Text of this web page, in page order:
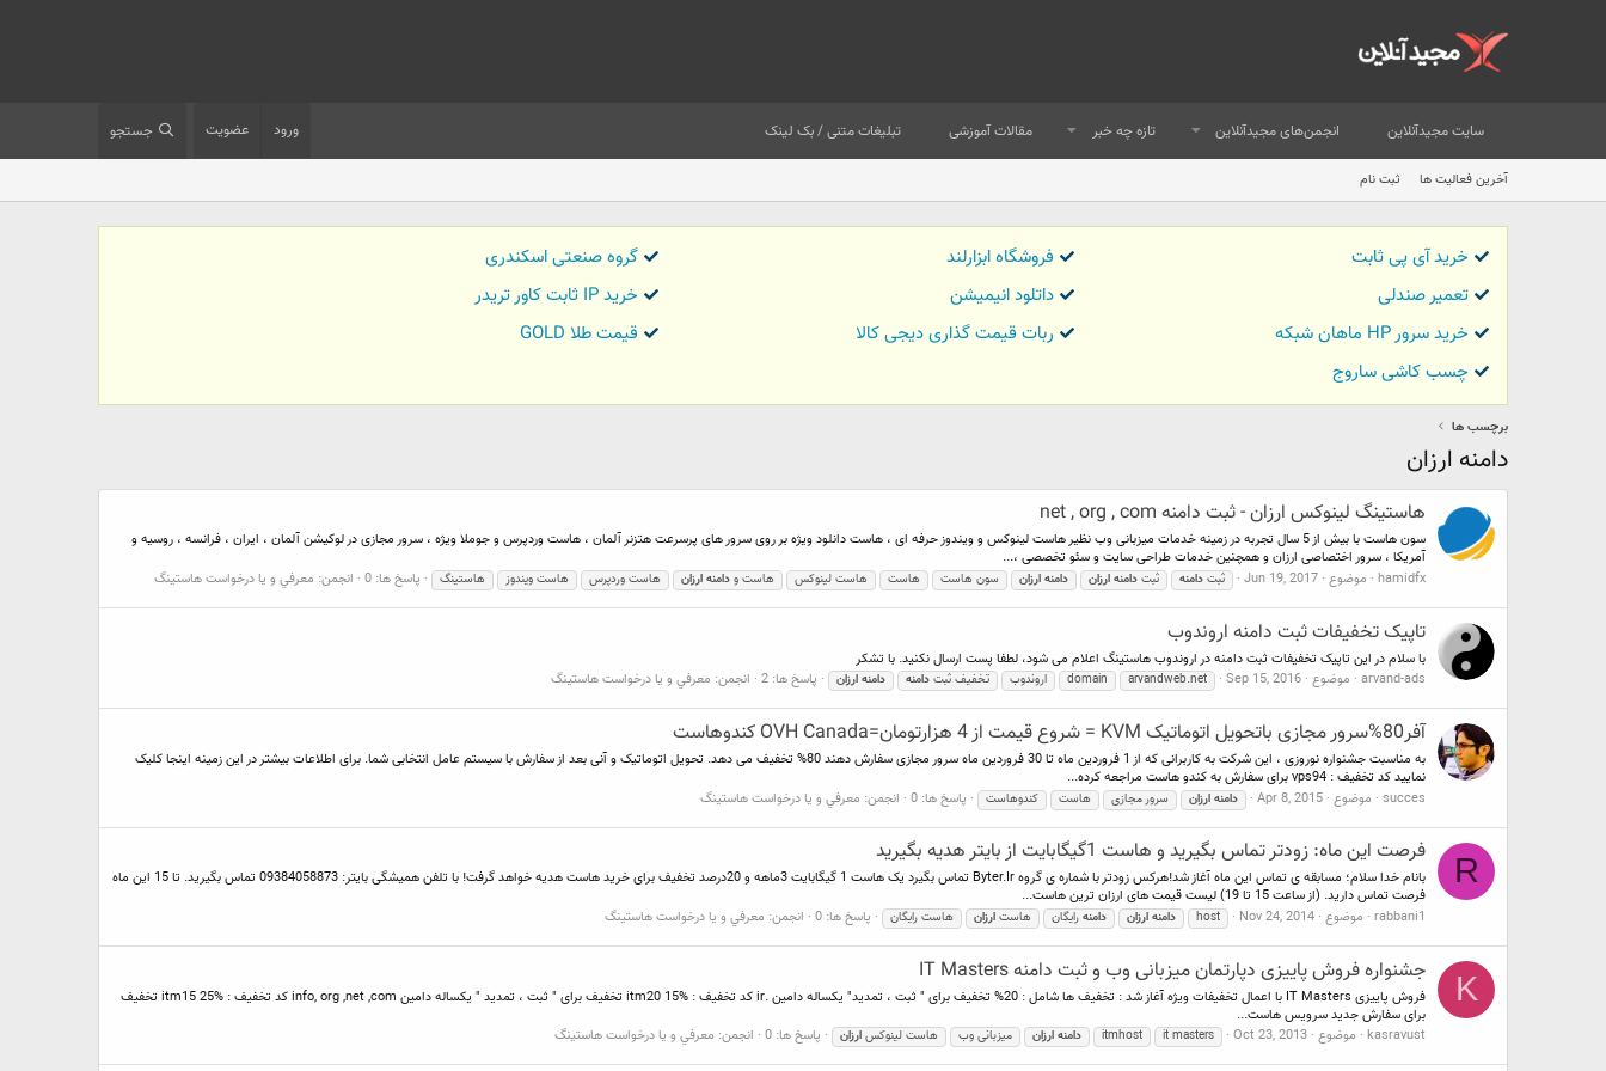
سایت مجیدآنلاین انجمن‌های مجیدآنلاین تازه چه خبر مقالات آموزشی تبلیغات متنی / بک لینک ورود عضویت جستجو
آخرین فعالیت ها ثبت نام
خرید آی پی ثابت فروشگاه ابزارلند
گروه صنعتی اسکندری
تعمیر صندلی
داتلود انیمیشن
خرید IP ثابت کاور تریدر
خرید سرور HP ماهان شبکه
ربات قیمت گذاری دیجی کالا
قیمت طلا GOLD
چسب کاشی ساروج
برچسب ها
دامنه ارزان
هاستینگ لینوکس ارزان - ثبت دامنه net , org , com
سون هاست با بیش از 5 سال تجربه در زمینه خدمات میزبانی وب نظیر هاست لینوکس و ویندوز حرفه ای ، هاست دانلود ویژه بر روی سرور های پرسرعت هتزنر آلمان ، هاست وردپرس و جوملا ویژه ، سرور مجازی در لوکیشن آلمان ، ایران ، فرانسه ، روسیه و
آمریکا ، سرور اختصاصی ارزان و همچنین خدمات طراحی سایت و سئو تخصصی ،...
hamidfx موضوع Jun 19, 2017 ثبت دامنه ثبت دامنه ارزان دامنه ارزان سون هاست هاست هاست لینوکس هاست و دامنه ارزان هاست وردپرس هاست ویندوز هاستینگ پاسخ ها: 0 انجمن: معرفي و يا درخواست هاستينگ
تاپیک تخفیفات ثبت دامنه اروندوب
با سلام در این تاپیک تخفیفات ثبت دامنه در اروندوب هاستینگ اعلام می شود، لطفا پست ارسال نکنید. با تشکر
arvand-ads موضوع Sep 15, 2016
arvandweb.net
domain اروندوب تخفیف ثبت دامنه دامنه ارزان پاسخ ها: 2 انجمن: معرفي و يا درخواست هاستينگ
آفر80%سرور مجازی باتحویل اتوماتیک KVM = شروع قیمت از 4 هزارتومان=OVH Canada کندوهاست
به مناسبت جشنواره نوروزی ، این شرکت به کاربرانی که از 1 فروردین ماه تا 30 فروردین ماه سرور مجازی سفارش دهند 80% تخفیف می دهد. تحویل اتوماتیک و آنی بعد از سفارش با سیستم عامل انتخابی شما. برای اطلاعات بیشتر در این زمینه اینجا کلیک
نمایید کد تخفیف : vps94 برای سفارش به کندو هاست مراجعه کرده...
succes موضوع Apr 8, 2015 دامنه ارزان سرور مجازی هاست کندوهاست پاسخ ها: 0 انجمن: معرفي و يا درخواست هاستينگ
R فرصت این ماه: زودتر تماس بگیرید و هاست 1گیگابایت از بایتر هدیه بگیرید
بانام خدا سلام؛ مسابقه ی تماس این ماه آغاز شد!هرکس زودتر با شماره ی گروه Byter.Ir تماس بگیرد یک هاست 1 گیگابایت 3ماهه و 20درصد تخفیف برای خرید هاست هدیه خواهد گرفت! با تلفن همیشگی بایتر: 09384058873 تماس بگیرید. تا 15 این ماه
فرصت تماس دارید. (از ساعت 15 تا 19) لیست قیمت های ارزان ترین هاست...
rabbani1 موضوع Nov 24, 2014
host دامنه ارزان دامنه رایگان هاست ارزان هاست رایگان پاسخ ها: 0 انجمن: معرفي و يا درخواست هاستينگ
K جشنواره فروش پاییزی دپارتمان میزبانی وب و ثبت دامنه IT Masters
فروش پاییزی IT Masters با اعمال تخفیفات ویژه آغاز شد : تخفیف ها شامل : 20% تخفیف برای " ثبت ، تمدید" یکساله دامین .ir کد تخفیف : itm20 15% تخفیف برای " ثبت ، تمدید " یکساله دامین info, org ,net ,com کد تخفیف : itm15 25% تخفیف
برای سفارش جدید سرویس هاست...
kasravust موضوع Oct 23, 2013
it masters
itmhost دامنه ارزان میزبانی وب هاست لینوکس ارزان پاسخ ها: 0 انجمن: معرفي و يا درخواست هاستينگ